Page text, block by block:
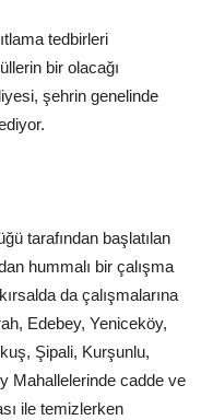
tedbirleri
bir olacağı
şehrin genelinde
tarafından başlatılan
hummalı bir çalışma
da çalışmalarına
Edebey, Yeniceköy,
Şipali, Kurşunlu,
Mahallelerinde cadde ve
ile temizlerken